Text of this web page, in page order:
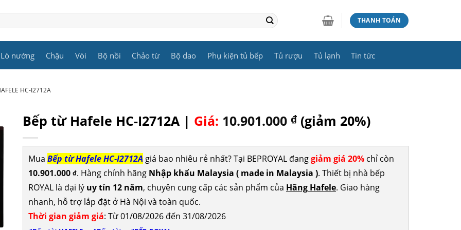
THANH TOÁN
Lò nướng Chậu Vòi Bộ nồi Chảo từ Bộ dao Phụ kiện tủ bếp Tủ rượu Tủ lạnh Tin tức
HC-I2712A
Bếp từ Hafele HC-I2712A | Giá: 10.901.000 ₫(giảm 20%)
Mua Bếp từ Hafele HC-I2712A giá bao nhiêu rẻ nhất? Tại BEPROYAL đanggiảm giá 20%chỉ còn
10.901.000 ₫. Hàng chính hãng Nhập khẩu Malaysia ( made in Malaysia ). Thiết bị nhà bếp
ROYAL là đại lý uy tín 12 năm, chuyên cung cấp các sản phẩm của Hãng Hafele. Giao hàng
nhanh, hỗ trợ lắp đặt ở Hà Nội và toàn quốc.
Thời gian giảm giá: Từ 01/08/2026 đến 31/08/2026